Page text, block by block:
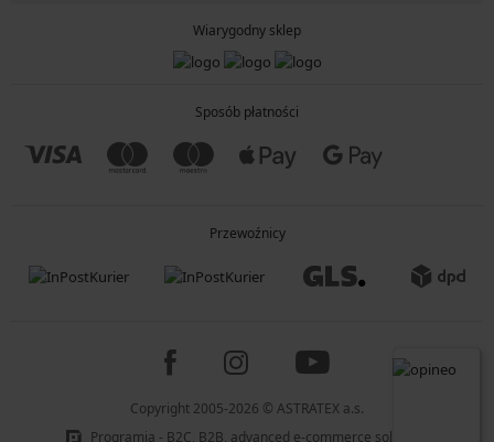
Wiarygodny sklep
Sposób płatności
Przewoźnicy
Copyright 2005-2026 © ASTRATEX a.s.
Programia - B2C, B2B, advanced e-commerce solutions